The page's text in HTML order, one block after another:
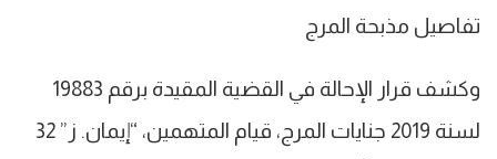
تفاصيل مذبحة المرج
وكشف قرار الإحالة في القضية المقيدة برقم 19883
لسنة 2019 جنايات المرج، قيام المتهمين، “إيمان. ز” 32